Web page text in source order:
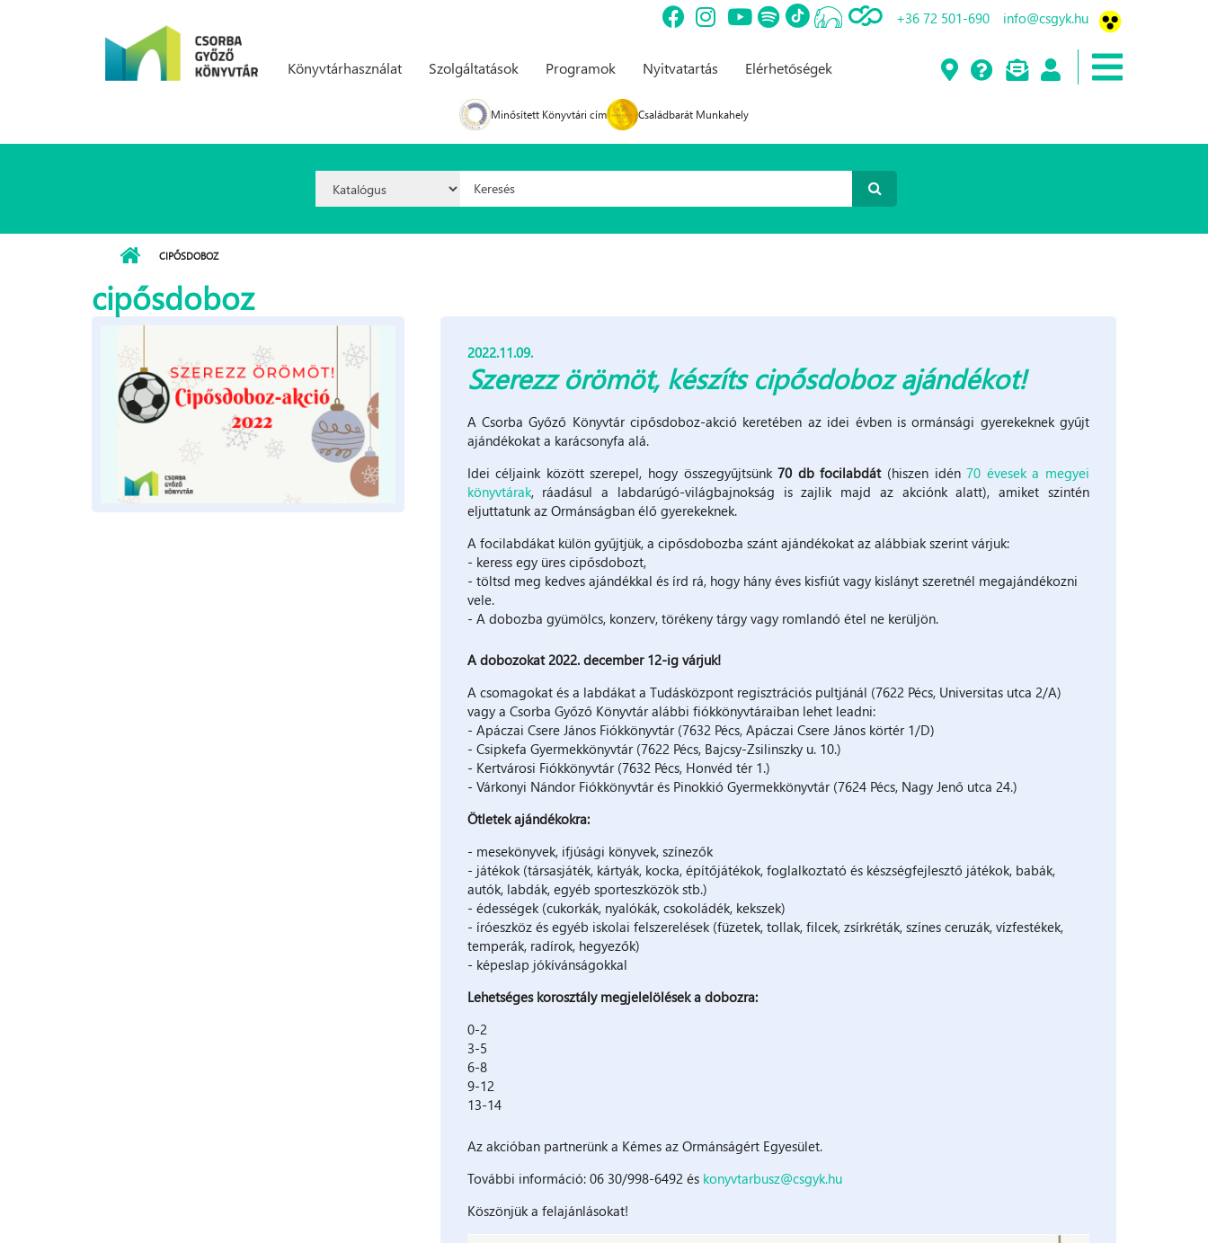
+36 72 501-690 info@csgyk.hu
Könyvtárhasználat Szolgáltatások Programok Nyitvatartás Elérhetőségek
Minősített Könyvtári cím Családbarát Munkahely
Option:
Keresés űrlap
CIPŐSDOBOZ
cipősdoboz
2022.11.09.
Szerezz örömöt, készíts cipősdoboz ajándékot!
A Csorba Győző Könyvtár cipősdoboz-akció keretében az idei évben is ormánsági gyerekeknek gyűjt
ajándékokat a karácsonyfa alá.
Idei céljaink között szerepel, hogy összegyűjtsünk70 db focilabdát(hiszen idén70 évesek a megyei
könyvtárak, ráadásul a labdarúgó-világbajnokság is zajlik majd az akciónk alatt), amiket szintén
eljuttatunk az Ormánságban élő gyerekeknek.
A focilabdákat külön gyűjtjük, a cipősdobozba szánt ajándékokat az alábbiak szerint várjuk:
- keress egy üres cipősdobozt,
- töltsd meg kedves ajándékkal és írd rá, hogy hány éves kisfiút vagy kislányt szeretnél megajándékozni
vele.
- A dobozba gyümölcs, konzerv, törékeny tárgy vagy romlandó étel ne kerüljön.
A dobozokat 2022. december 12-ig várjuk!
A csomagokat és a labdákat a Tudásközpont regisztrációs pultjánál (7622 Pécs, Universitas utca 2/A)
vagy a Csorba Győző Könyvtár alábbi fiókkönyvtáraiban lehet leadni:
- Apáczai Csere János Fiókkönyvtár (7632 Pécs, Apáczai Csere János körtér 1/D)
- Csipkefa Gyermekkönyvtár (7622 Pécs, Bajcsy-Zsilinszky u. 10.)
- Kertvárosi Fiókkönyvtár (7632 Pécs, Honvéd tér 1.)
- Várkonyi Nándor Fiókkönyvtár és Pinokkió Gyermekkönyvtár (7624 Pécs, Nagy Jenő utca 24.)
Ötletek ajándékokra:
- mesekönyvek, ifjúsági könyvek, színezők
- játékok (társasjáték, kártyák, kocka, építőjátékok, foglalkoztató és készségfejlesztő játékok, babák,
autók, labdák, egyéb sporteszközök stb.)
- édességek (cukorkák, nyalókák, csokoládék, kekszek)
- íróeszköz és egyéb iskolai felszerelések (füzetek, tollak, filcek, zsírkréták, színes ceruzák, vízfestékek,
temperák, radírok, hegyezők)
- képeslap jókívánságokkal
Lehetséges korosztály megjelelölések a dobozra:
0-2
3-5
6-8
9-12
13-14
Az akcióban partnerünk a Kémes az Ormánságért Egyesület.
További információ: 06 30/998-6492 és konyvtarbusz@csgyk.hu
Köszönjük a felajánlásokat!